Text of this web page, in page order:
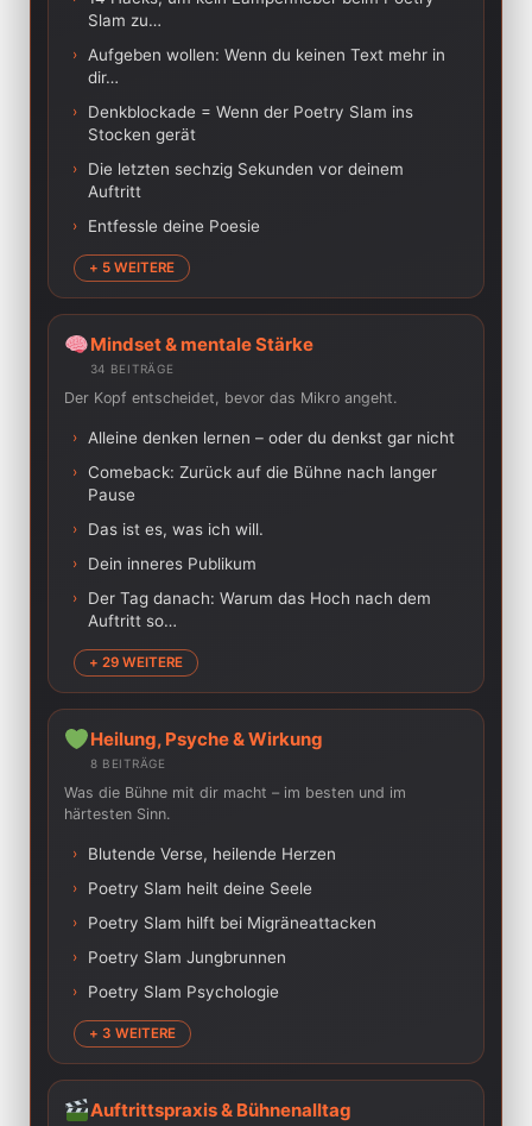
Slam zu…
›
Aufgeben wollen: Wenn du keinen Text mehr in
dir…
›
Denkblockade = Wenn der Poetry Slam ins
Stocken gerät
›
Die letzten sechzig Sekunden vor deinem
Auftritt
› Entfessle deine Poesie
+ 5 WEITERE
Mindset & mentale Stärke
34 BEITRÄGE
Der Kopf entscheidet, bevor das Mikro angeht.
› Alleine denken lernen – oder du denkst gar nicht
› Comeback: Zurück auf die Bühne nach langer
Pause
› Das ist es, was ich will.
› Dein inneres Publikum
›
Der Tag danach: Warum das Hoch nach dem
Auftritt so…
+ 29 WEITERE
Heilung, Psyche & Wirkung
8 BEITRÄGE
Was die Bühne mit dir macht – im besten und im
härtesten Sinn.
› Blutende Verse, heilende Herzen
› Poetry Slam heilt deine Seele
› Poetry Slam hilft bei Migräneattacken
› Poetry Slam Jungbrunnen
› Poetry Slam Psychologie
+ 3 WEITERE
Auftrittspraxis & Bühnenalltag